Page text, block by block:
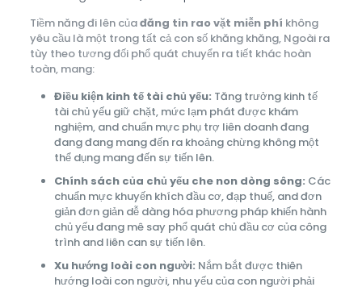
Tiềm năng đi lên củađăng tin rao vặt miễn phí không
yêu cầu là một trong tất cả con số khăng khăng, Ngoài ra
tùy theo tương đối phổ quát chuyển ra tiết khác hoàn
toàn, mang:
Điều kiện kinh tế tài chủ yếu: Tăng trưởng kinh tế
tài chủ yếu giữ chặt, mức lạm phát được khám
nghiệm, and chuẩn mực phụ trợ liên doanh đang
đang đang mang đến ra khoảng chừng không một
thể dụng mang đến sự tiến lên.
Chính sách của chủ yếu che non dòng sông: Các
chuẩn mực khuyến khích đầu cơ, đạp thuế, and đơn
giản đơn giản dễ dàng hóa phương pháp khiến hành
chủ yếu đang mê say phổ quát chủ đầu cơ của công
trình and liên can sự tiến lên.
Xu hướng loài con người: Nắm bắt được thiên
hướng loài con người, nhu yếu của con người phải